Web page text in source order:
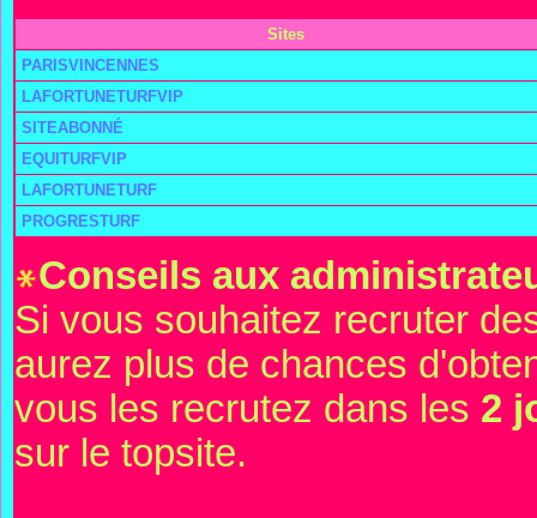
Sites
PARISVINCENNES
LAFORTUNETURFVIP
SITEABONNÉ
EQUITURFVIP
LAFORTUNETURF
PROGRESTURF
Conseils aux
Si vous souhaitez recruter
aurez plus de chances
vous les recrutez dans les 2
sur le topsite.